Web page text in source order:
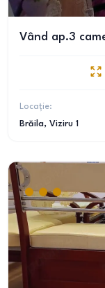
Vând ap.3
Locație:
Brăila, Viziru 1